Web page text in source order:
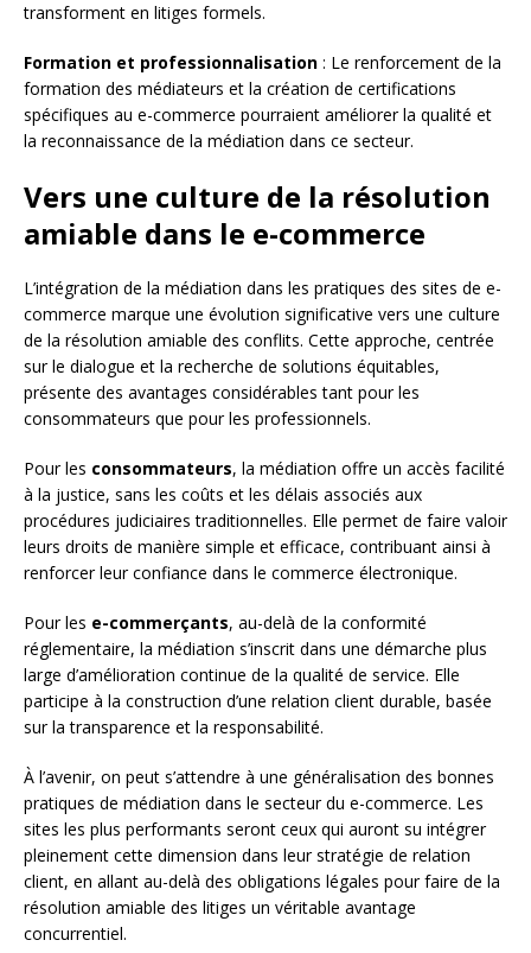
transforment en litiges formels.
Formation et professionnalisation : Le renforcement de la
formation des médiateurs et la création de certifications
spécifiques au e-commerce pourraient améliorer la qualité et
la reconnaissance de la médiation dans ce secteur.
Vers une culture de la résolution
amiable dans le e-commerce
L’intégration de la médiation dans les pratiques des sites de e-
commerce marque une évolution significative vers une culture
de la résolution amiable des conflits. Cette approche, centrée
sur le dialogue et la recherche de solutions équitables,
présente des avantages considérables tant pour les
consommateurs que pour les professionnels.
Pour les consommateurs, la médiation offre un accès facilité
à la justice, sans les coûts et les délais associés aux
procédures judiciaires traditionnelles. Elle permet de faire valoir
leurs droits de manière simple et efficace, contribuant ainsi à
renforcer leur confiance dans le commerce électronique.
Pour les e-commerçants, au-delà de la conformité
réglementaire, la médiation s’inscrit dans une démarche plus
large d’amélioration continue de la qualité de service. Elle
participe à la construction d’une relation client durable, basée
sur la transparence et la responsabilité.
À l’avenir, on peut s’attendre à une généralisation des bonnes
pratiques de médiation dans le secteur du e-commerce. Les
sites les plus performants seront ceux qui auront su intégrer
pleinement cette dimension dans leur stratégie de relation
client, en allant au-delà des obligations légales pour faire de la
résolution amiable des litiges un véritable avantage
concurrentiel.